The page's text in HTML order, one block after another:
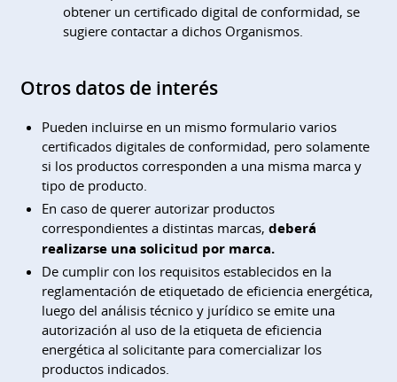
obtener un certificado digital de conformidad, se
sugiere contactar a dichos Organismos.
Otros datos de interés
Pueden incluirse en un mismo formulario varios
certificados digitales de conformidad, pero solamente
si los productos corresponden a una misma marca y
tipo de producto.
En caso de querer autorizar productos
correspondientes a distintas marcas, deberá
realizarse una solicitud por marca.
De cumplir con los requisitos establecidos en la
reglamentación de etiquetado de eficiencia energética,
luego del análisis técnico y jurídico se emite una
autorización al uso de la etiqueta de eficiencia
energética al solicitante para comercializar los
productos indicados.